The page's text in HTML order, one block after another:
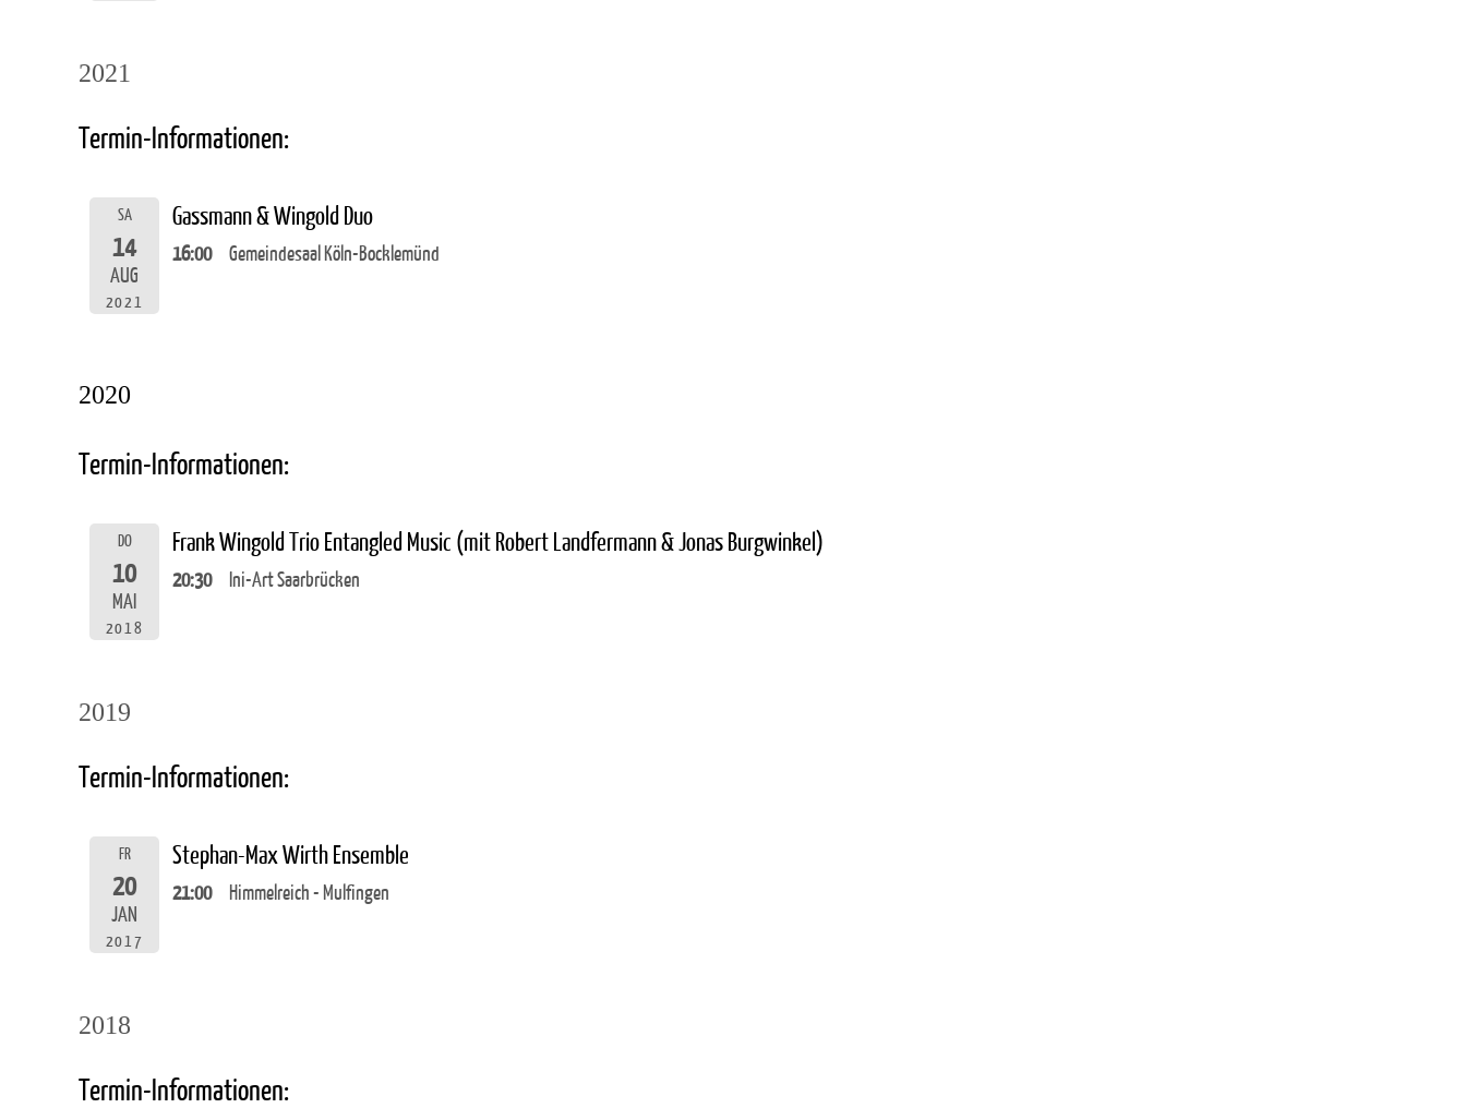
2021
Termin-Informationen:
SA
14
AUG
2021
Gassmann & Wingold Duo
16:00 Gemeindesaal Köln-Bocklemünd
2020
Termin-Informationen:
DO
10
MAI
2018
Frank Wingold Trio Entangled Music (mit Robert Landfermann & Jonas Burgwinkel)
20:30 Ini-Art Saarbrücken
2019
Termin-Informationen:
FR
20
JAN
2017
Stephan-Max Wirth Ensemble
21:00 Himmelreich - Mulfingen
2018
Termin-Informationen: